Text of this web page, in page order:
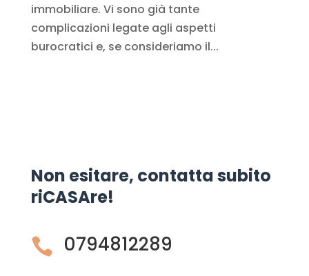
immobiliare. Vi sono già tante
complicazioni legate agli aspetti
burocratici e, se consideriamo il...
Non esitare, contatta subito
riCASAre!
 0794812289